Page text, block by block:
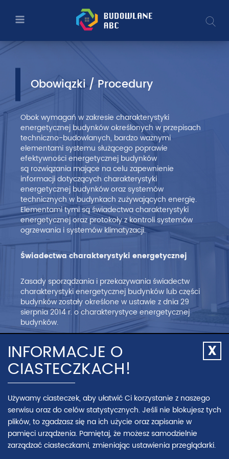
do
głównej
Obowiązki
Procedury
Budowlane
ABC
Ministerstwo
Rozwoju
Technologii
do
menu
Obowiązki / Procedury
Obok wymagań w zakresie charakterystyki
energetycznej budynków określonych w przepisach
techniczno-budowlanych, bardzo ważnymi
elementami systemu służącego poprawie
efektywności energetycznej budynków
są rozwiązania mające na celu zapewnienie
informacji dotyczących charakterystyki
energetycznej budynków oraz systemów
technicznych w budynkach zużywających energię.
Elementami tymi są świadectwa charakterystyki
energetycznej oraz protokoły z kontroli systemów
ogrzewania i systemów klimatyzacji.
Świadectwa charakterystyki energetycznej
Zasady sporządzania i przekazywania świadectw
charakterystyki energetycznej budynków lub części
budynków zostały określone w ustawie z dnia 29
sierpnia 2014 r. o charakterystyce energetycznej
budynków.
Świadectwo charakterystyki energetycznej jest
dokumentem, który określa wielkość
zapotrzebowania na energię niezbędną
energii na potrzeby ogrzewania i wentylacji,
przygotowania ciepłej wody użytkowej, chłodzenia,
a w przypadku budynków niemieszkalnych również
oświetlenia.
INFORMACJE O
CIASTECZKACH!
Używamy ciasteczek, aby ułatwić Ci korzystanie z naszego
serwisu oraz do celów statystycznych. Jeśli nie blokujesz tych
plików, to zgadzasz się na ich użycie oraz zapisanie w
pamięci urządzenia. Pamiętaj, że możesz samodzielnie
zarządzać ciasteczkami, zmieniając ustawienia przeglądarki.